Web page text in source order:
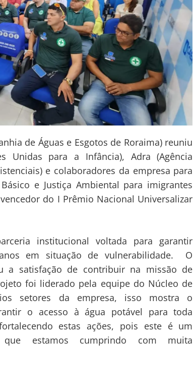
de Águas e Esgotos de Roraima) reuniu
Unidas para a Infância), Adra (Agência
e colaboradores da empresa para
e Justiça Ambiental para imigrantes
do I Prêmio Nacional Universalizar
institucional voltada para garantir
em situação de vulnerabilidade. O
a satisfação de contribuir na missão de
foi liderado pela equipe do Núcleo de
setores da empresa, isso mostra o
o acesso à água potável para toda
estas ações, pois este é um
estamos cumprindo com muita